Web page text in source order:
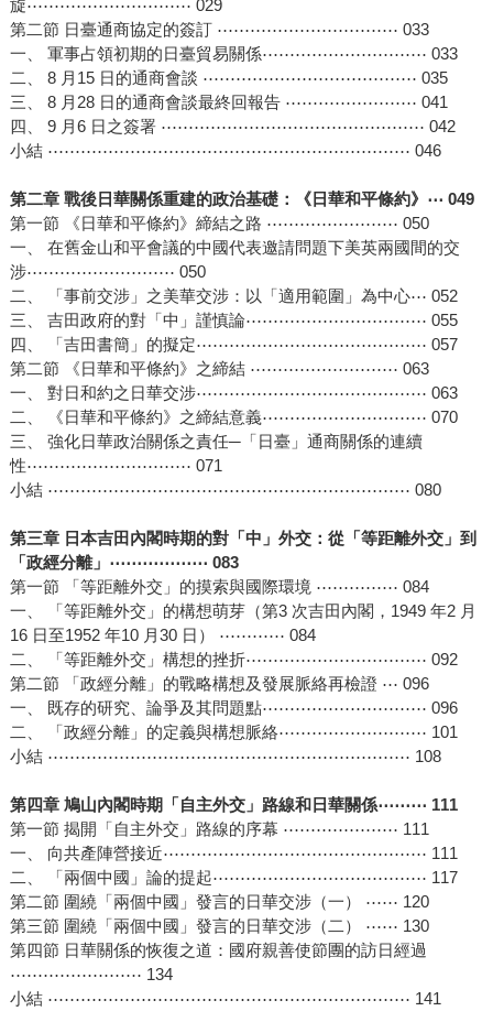
旋⋯⋯⋯⋯⋯⋯⋯⋯⋯⋯ 029
第二節 日臺通商協定的簽訂 ⋯⋯⋯⋯⋯⋯⋯⋯⋯⋯⋯ 033
一、 軍事占領初期的日臺貿易關係⋯⋯⋯⋯⋯⋯⋯⋯⋯⋯ 033
二、 8 月15 日的通商會談 ⋯⋯⋯⋯⋯⋯⋯⋯⋯⋯⋯⋯⋯ 035
三、 8 月28 日的通商會談最終回報告 ⋯⋯⋯⋯⋯⋯⋯⋯ 041
四、 9 月6 日之簽署 ⋯⋯⋯⋯⋯⋯⋯⋯⋯⋯⋯⋯⋯⋯⋯⋯ 042
小結 ⋯⋯⋯⋯⋯⋯⋯⋯⋯⋯⋯⋯⋯⋯⋯⋯⋯⋯⋯⋯⋯⋯ 046
第二章 戰後日華關係重建的政治基礎：《日華和平條約》⋯ 049
第一節 《日華和平條約》締結之路 ⋯⋯⋯⋯⋯⋯⋯⋯ 050
一、 在舊金山和平會議的中國代表邀請問題下美英兩國間的交
涉⋯⋯⋯⋯⋯⋯⋯⋯⋯ 050
二、 「事前交涉」之美華交涉：以「適用範圍」為中心⋯ 052
三、 吉田政府的對「中」謹慎論⋯⋯⋯⋯⋯⋯⋯⋯⋯⋯⋯ 055
四、 「吉田書簡」的擬定⋯⋯⋯⋯⋯⋯⋯⋯⋯⋯⋯⋯⋯⋯ 057
第二節 《日華和平條約》之締結 ⋯⋯⋯⋯⋯⋯⋯⋯⋯ 063
一、 對日和約之日華交涉⋯⋯⋯⋯⋯⋯⋯⋯⋯⋯⋯⋯⋯⋯ 063
二、 《日華和平條約》之締結意義⋯⋯⋯⋯⋯⋯⋯⋯⋯⋯ 070
三、 強化日華政治關係之責任─「日臺」通商關係的連續
性⋯⋯⋯⋯⋯⋯⋯⋯⋯⋯ 071
小結 ⋯⋯⋯⋯⋯⋯⋯⋯⋯⋯⋯⋯⋯⋯⋯⋯⋯⋯⋯⋯⋯⋯ 080
第三章 日本吉田內閣時期的對「中」外交：從「等距離外交」到
「政經分離」⋯⋯⋯⋯⋯⋯ 083
第一節 「等距離外交」的摸索與國際環境 ⋯⋯⋯⋯⋯ 084
一、 「等距離外交」的構想萌芽（第3 次吉田內閣，1949 年2 月
16 日至1952 年10 月30 日） ⋯⋯⋯⋯ 084
二、 「等距離外交」構想的挫折⋯⋯⋯⋯⋯⋯⋯⋯⋯⋯⋯ 092
第二節 「政經分離」的戰略構想及發展脈絡再檢證 ⋯ 096
一、 既存的研究、論爭及其問題點⋯⋯⋯⋯⋯⋯⋯⋯⋯⋯ 096
二、 「政經分離」的定義與構想脈絡⋯⋯⋯⋯⋯⋯⋯⋯⋯ 101
小結 ⋯⋯⋯⋯⋯⋯⋯⋯⋯⋯⋯⋯⋯⋯⋯⋯⋯⋯⋯⋯⋯⋯ 108
第四章 鳩山內閣時期「自主外交」路線和日華關係⋯⋯⋯ 111
第一節 揭開「自主外交」路線的序幕 ⋯⋯⋯⋯⋯⋯⋯ 111
一、 向共產陣營接近⋯⋯⋯⋯⋯⋯⋯⋯⋯⋯⋯⋯⋯⋯⋯⋯ 111
二、 「兩個中國」論的提起⋯⋯⋯⋯⋯⋯⋯⋯⋯⋯⋯⋯⋯ 117
第二節 圍繞「兩個中國」發言的日華交涉（一） ⋯⋯ 120
第三節 圍繞「兩個中國」發言的日華交涉（二） ⋯⋯ 130
第四節 日華關係的恢復之道：國府親善使節團的訪日經過
⋯⋯⋯⋯⋯⋯⋯⋯ 134
小結 ⋯⋯⋯⋯⋯⋯⋯⋯⋯⋯⋯⋯⋯⋯⋯⋯⋯⋯⋯⋯⋯⋯ 141